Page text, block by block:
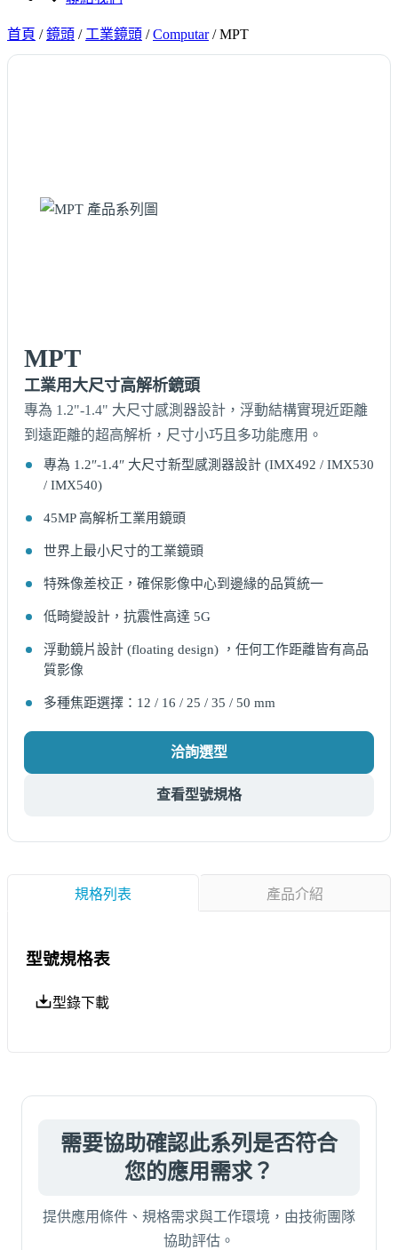
首頁 /鏡頭 / 工業鏡頭 /Computar/MPT
MPT
工業用大尺寸高解析鏡頭
專為 1.2"-1.4" 大尺寸感測器設計，浮動結構實現近距離
到遠距離的超高解析，尺寸小巧且多功能應用。
專為 1.2″-1.4″ 大尺寸新型感測器設計 (IMX492 / IMX530
/ IMX540)
45MP 高解析工業用鏡頭
世界上最小尺寸的工業鏡頭
特殊像差校正，確保影像中心到邊緣的品質統一
低畸變設計，抗震性高達 5G
浮動鏡片設計 (floating design) ，任何工作距離皆有高品
質影像
多種焦距選擇：12 / 16 / 25 / 35 / 50 mm
洽詢選型
查看型號規格
規格列表 產品介紹
型號規格表
型錄下載
需要協助確認此系列是否符合
您的應用需求？
提供應用條件、規格需求與工作環境，由技術團隊
協助評估。